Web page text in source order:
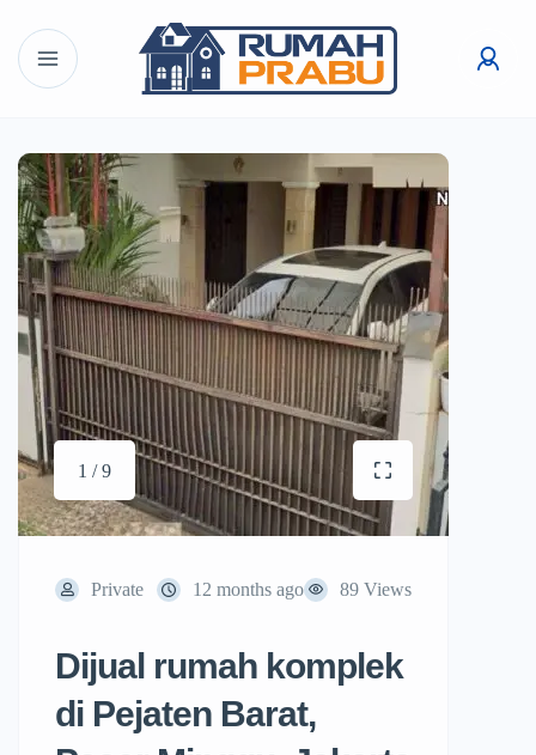
1 / 9
Private 12 months ago 89 Views
Dijual rumah komplek
di Pejaten Barat,